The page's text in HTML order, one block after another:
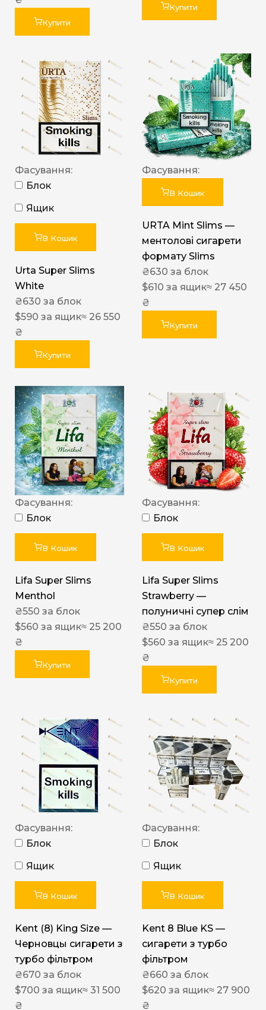
Купити
Купити
Фасування:
Блок
Ящик
В Кошик
Urta Super Slims
White
₴630 за блок
$590 за ящик≈ 26 550
₴
Купити
Фасування:
В Кошик
URTA Mint Slims —
ментолові сигарети
формату Slims
₴630 за блок
$610 за ящик≈ 27 450
₴
Купити
Фасування:
Блок
В Кошик
Lifa Super Slims
Menthol
₴550 за блок
$560 за ящик≈ 25 200
₴
Купити
Фасування:
Блок
В Кошик
Lifa Super Slims
Strawberry —
полуничні супер слім
₴550 за блок
$560 за ящик≈ 25 200
₴
Купити
Фасування:
Блок
Ящик
В Кошик
Kent (8) King Size —
Черновцы сигарети з
турбо фільтром
₴670 за блок
$700 за ящик≈ 31 500
₴
Фасування:
Блок
Ящик
В Кошик
Kent 8 Blue KS —
сигарети з турбо
фільтром
₴660 за блок
$620 за ящик≈ 27 900
₴